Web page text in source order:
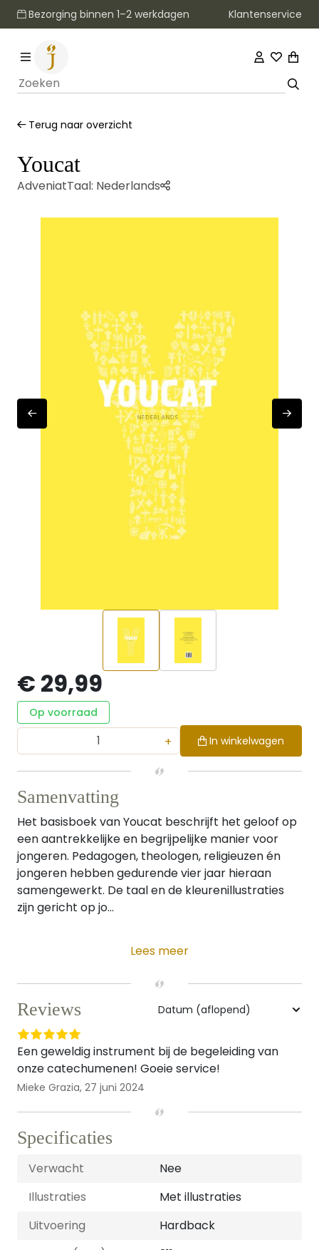
Bezorging binnen 1–2 werkdagen Klantenservice
Terug naar overzicht
Youcat
AdveniatTaal: Nederlands
€ 29,99
Op voorraad
+ In winkelwagen
Samenvatting
Het basisboek van Youcat beschrijft het geloof op
een aantrekkelijke en begrijpelijke manier voor
jongeren. Pedagogen, theologen, religieuzen én
jongeren hebben gedurende vier jaar hieraan
samengewerkt. De taal en de kleurenillustraties
zijn gericht op jo...
Lees meer
Reviews
Een geweldig instrument bij de begeleiding van
onze catechumenen! Goeie service!
Mieke Grazia, 27 juni 2024
Specificaties
Verwacht
Nee
Illustraties
Met illustraties
Uitvoering
Hardback